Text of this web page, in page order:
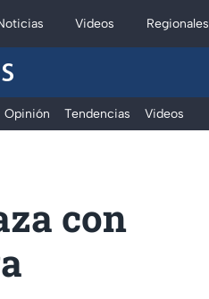
Videos Regionales
Opinión Tendencias Videos
con